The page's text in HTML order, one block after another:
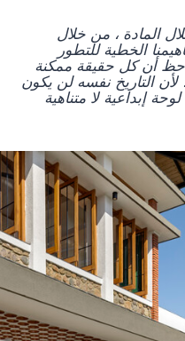
المادة ، من خلال
الخطية للتطور
أن كل حقيقة ممكنة
التاريخ نفسه لن يكون
إبداعية لا متناهية